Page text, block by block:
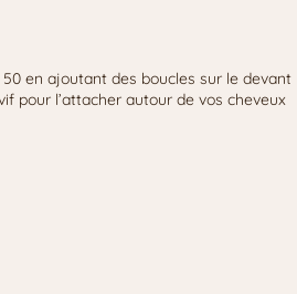
en ajoutant des boucles sur le devant
pour l’attacher autour de vos cheveux